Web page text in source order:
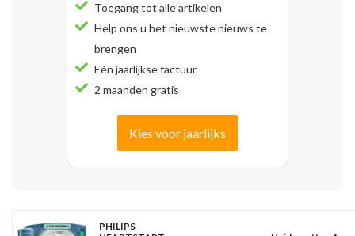
Toegang tot alle artikelen
Help ons u het nieuwste nieuws te
brengen
Eén jaarlijkse factuur
2 maanden gratis
Kies voor jaarlijks
PHILIPS